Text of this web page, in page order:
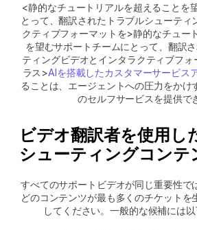
<静的なチュートリアルを超えることを
とって、翻訳されたトラブルシューティ
クティブフォーマットを>静的なチュー
を望むサポートチームにとって、翻訳
ティングビデオとインタラクティブフ
ラス>AIを搭載したカスタマーサービス
ることは、エージェントへの圧力をかけ
のセルフサービスを提供で
ビデオ翻訳者を使用し
シューティングコンテ
すべてのサポートビデオが同じ重要性で
どのコンテンツが最も多くのチケットを
してください。一般的な候補には